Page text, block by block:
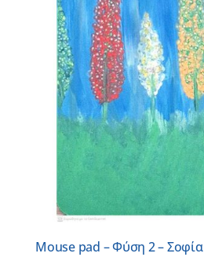
Mouse pad – Φύση 2 – Σοφία